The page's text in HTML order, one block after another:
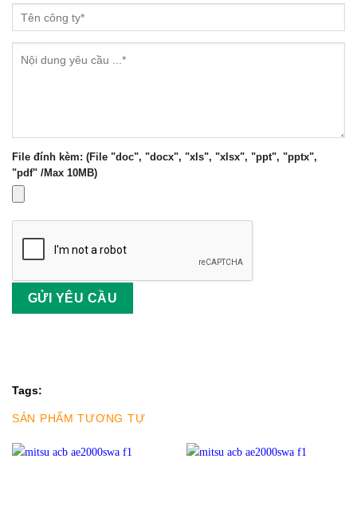
File đính kèm: (File "doc", "docx", "xls", "xlsx", "ppt", "pptx",
"pdf" /Max 10MB)
Tags:
SẢN PHẨM TƯƠNG TỰ